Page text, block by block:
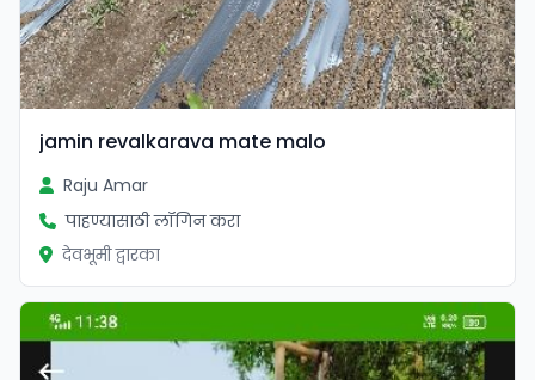
jamin revalkarava mate malo
Raju Amar
पाहण्यासाठी लॉगिन करा
देवभूमी द्वारका